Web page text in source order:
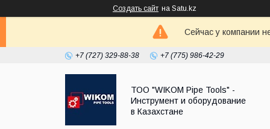
Создать сайт на Satu.kz
Сейчас у компании
+7 (727) 329-88-38 +7 (775) 986-42-29
ТОО "WIKOM Pipe Tools" -
Инструмент и оборудование
в Казахстане